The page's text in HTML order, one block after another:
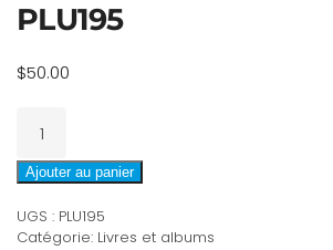
PLU195
$50.00
PLU195
Ajouter au panier
UGS : PLU195
Catégorie: Livres et albums